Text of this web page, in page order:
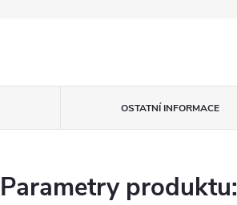
OSTATNÍ INFORMACE
Parametry produktu: